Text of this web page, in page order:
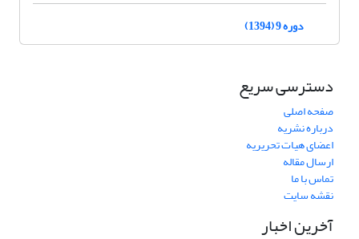
دوره 9 (1394)
دسترسی سریع
صفحه اصلی
درباره نشریه
اعضای هیات تحریریه
ارسال مقاله
تماس با ما
نقشه سایت
آخرین اخبار